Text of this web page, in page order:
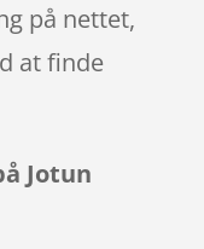
på nettet,
at finde
Jotun